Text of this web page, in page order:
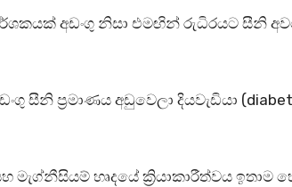
අඩංගු නිසා එමඟින් රුධිරයට සීනි
සීනි ප්‍රමාණය අඩුවෙලා දියවැඩියා
මැග්නීසියම් හෘදයේ ක්‍රියාකාරීත්වය ඉතාම